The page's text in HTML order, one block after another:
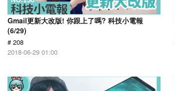
Gmail更新大改版! 你跟上了嗎? 科技小電報
(6/29)
# 208
2018-06-29 01:00